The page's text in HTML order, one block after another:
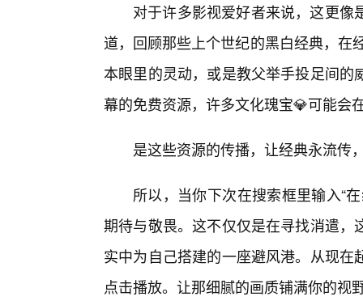
对于许多影视爱好者来说，这更
道，回顾那些上个世纪的黑白经典，在
本眼里的灵动，或是教父举手投足间
幕的免费资源，许多文化瑰宝💎可能会
是这些资源的传播，让经典永流传
所以，当你下次在搜索框里输入“
期待与敬畏。这不仅仅是在寻找消遣
实中为自己搭建的一座避风港。从现
点击播放。让那细腻的画质铺满你的视